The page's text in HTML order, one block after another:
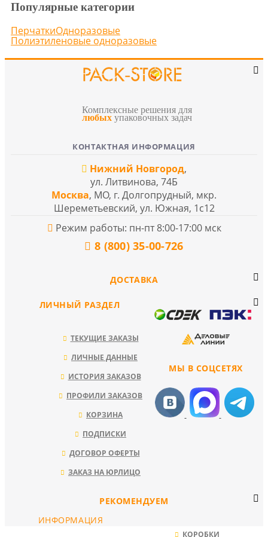
Популярные категории
ПерчаткиОдноразовые
Полиэтиленовые одноразовые
Комплексные решения для
любых упаковочных задач
КОНТАКТНАЯ ИНФОРМАЦИЯ
Нижний Новгород,
ул. Литвинова, 74Б
Москва, МО, г. Долгопрудный, мкр.
Шереметьевский, ул. Южная, 1с12
Режим работы: пн-пт 8:00-17:00 мск
8 (800) 35-00-726
ДОСТАВКА
МЫ В СОЦСЕТЯХ
ЛИЧНЫЙ РАЗДЕЛ
ТЕКУЩИЕ ЗАКАЗЫ
ЛИЧНЫЕ ДАННЫЕ
ИСТОРИЯ ЗАКАЗОВ
ПРОФИЛИ ЗАКАЗОВ
КОРЗИНА
ПОДПИСКИ
ДОГОВОР ОФЕРТЫ
ЗАКАЗ НА ЮРЛИЦО
РЕКОМЕНДУЕМ
КОРОБКИ
ИНФОРМАЦИЯ